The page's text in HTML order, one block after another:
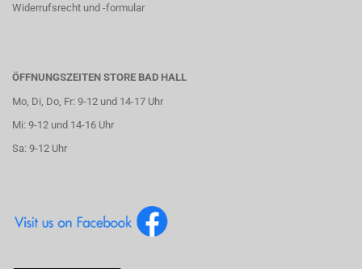
Widerrufsrecht und -formular
ÖFFNUNGSZEITEN STORE BAD HALL
Mo, Di, Do, Fr: 9-12 und 14-17 Uhr
Mi: 9-12 und 14-16 Uhr
Sa: 9-12 Uhr